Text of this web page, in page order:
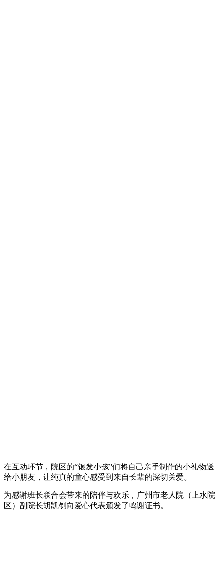
​在互动环节，院区的“银发小孩”们将自己亲手制作的小礼物送
给小朋友，让纯真的童心感受到来自长辈的深切关爱。
为感谢班长联合会带来的陪伴与欢乐，广州市老人院（上水院
区）副院长胡凯钊向爱心代表颁发了鸣谢证书。